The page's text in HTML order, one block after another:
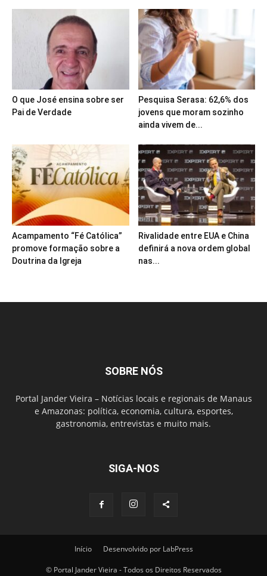
O que José ensina sobre ser
Pai de Verdade
Pesquisa Serasa: 62,6% dos
jovens que moram sozinho
ainda vivem de...
Acampamento “Fé Católica”
promove formação sobre a
Doutrina da Igreja
Rivalidade entre EUA e China
definirá a nova ordem global
nas...
SOBRE NÓS
Portal Jander Vieira – Notícias locais e regionais de Manaus
e Amazonas: política, economia, cultura, esportes,
gastronomia, entrevistas e muito mais.
SIGA-NOS
Início Desenvolvido por LabPress
© Portal Jander Vieira - Todos os Direitos Reservados